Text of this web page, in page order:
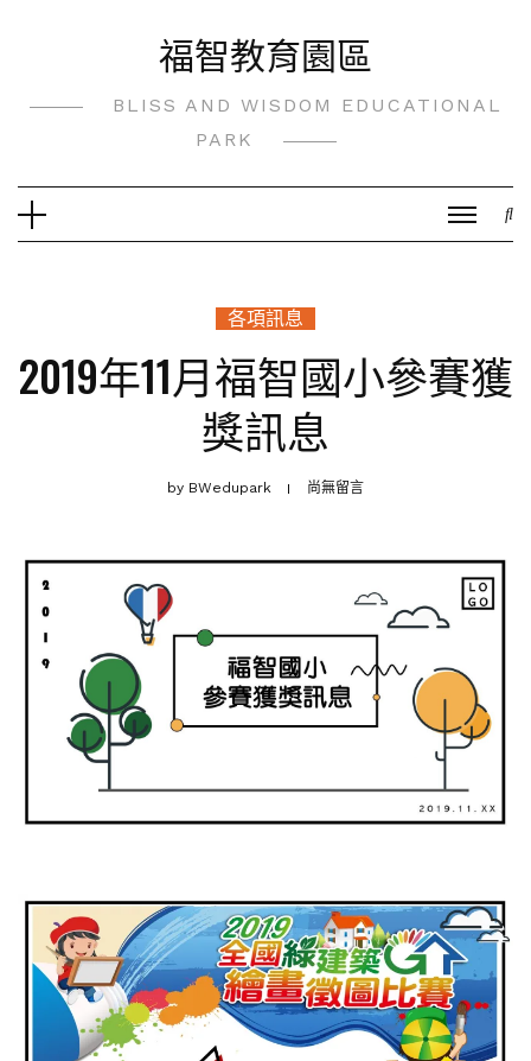
福智教育園區
BLISS AND WISDOM EDUCATIONAL
PARK
各項訊息
2019年11月福智國小參賽獲
獎訊息
by BWedupark 尚無留言